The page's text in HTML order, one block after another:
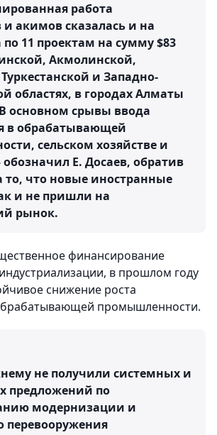
работа
и акимов сказалась и на
по 11 проектам на сумму $83
Акмолинской,
и Западно-
областях, в городах Алматы
основном срывы ввода
в обрабатывающей
сельском хозяйстве и
Е. Досаев, обратив
что новые иностранные
и не пришли на
рынок.
финансирование
в прошлом году
снижение роста
промышленности.
не получили системных и
предложений по
модернизации и
перевооружения